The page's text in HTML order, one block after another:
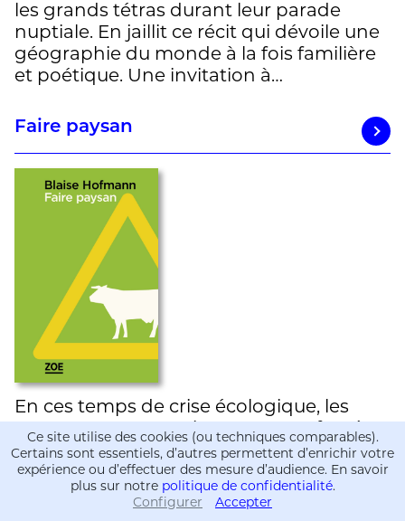
Informations
Informations
les grands tétras durant leur parade
nuptiale. En jaillit ce récit qui dévoile une
géographie du monde à la fois familière
et poétique. Une invitation à…
Faire paysan
En ces temps de crise écologique, les
paysans ont mauvaise presse. Le fossé se
creuse entre eux, qu’on accuse
d’empoisonner la terre, et une
population urbaine qui aspire à une autre
Ce site utilise des cookies (ou techniques comparables).
Certains sont essentiels, d’autres permettent d’enrichir votre
expérience ou d’effectuer des mesure d’audience. En savoir
plus sur notre politique de confidentialité.
Configurer
Accepter